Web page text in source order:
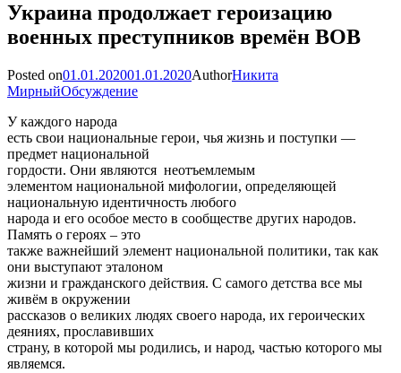
Украина продолжает героизацию
военных преступников времён ВОВ
Posted on01.01.202001.01.2020AuthorНикита
МирныйОбсуждение
У каждого народа
есть свои национальные герои, чья жизнь и поступки —
предмет национальной
гордости. Они являются неотъемлемым
элементом национальной мифологии, определяющей
национальную идентичность любого
народа и его особое место в сообществе других народов.
Память о героях – это
также важнейший элемент национальной политики, так как
они выступают эталоном
жизни и гражданского действия. С самого детства все мы
живём в окружении
рассказов о великих людях своего народа, их героических
деяниях, прославивших
страну, в которой мы родились, и народ, частью которого мы
являемся.